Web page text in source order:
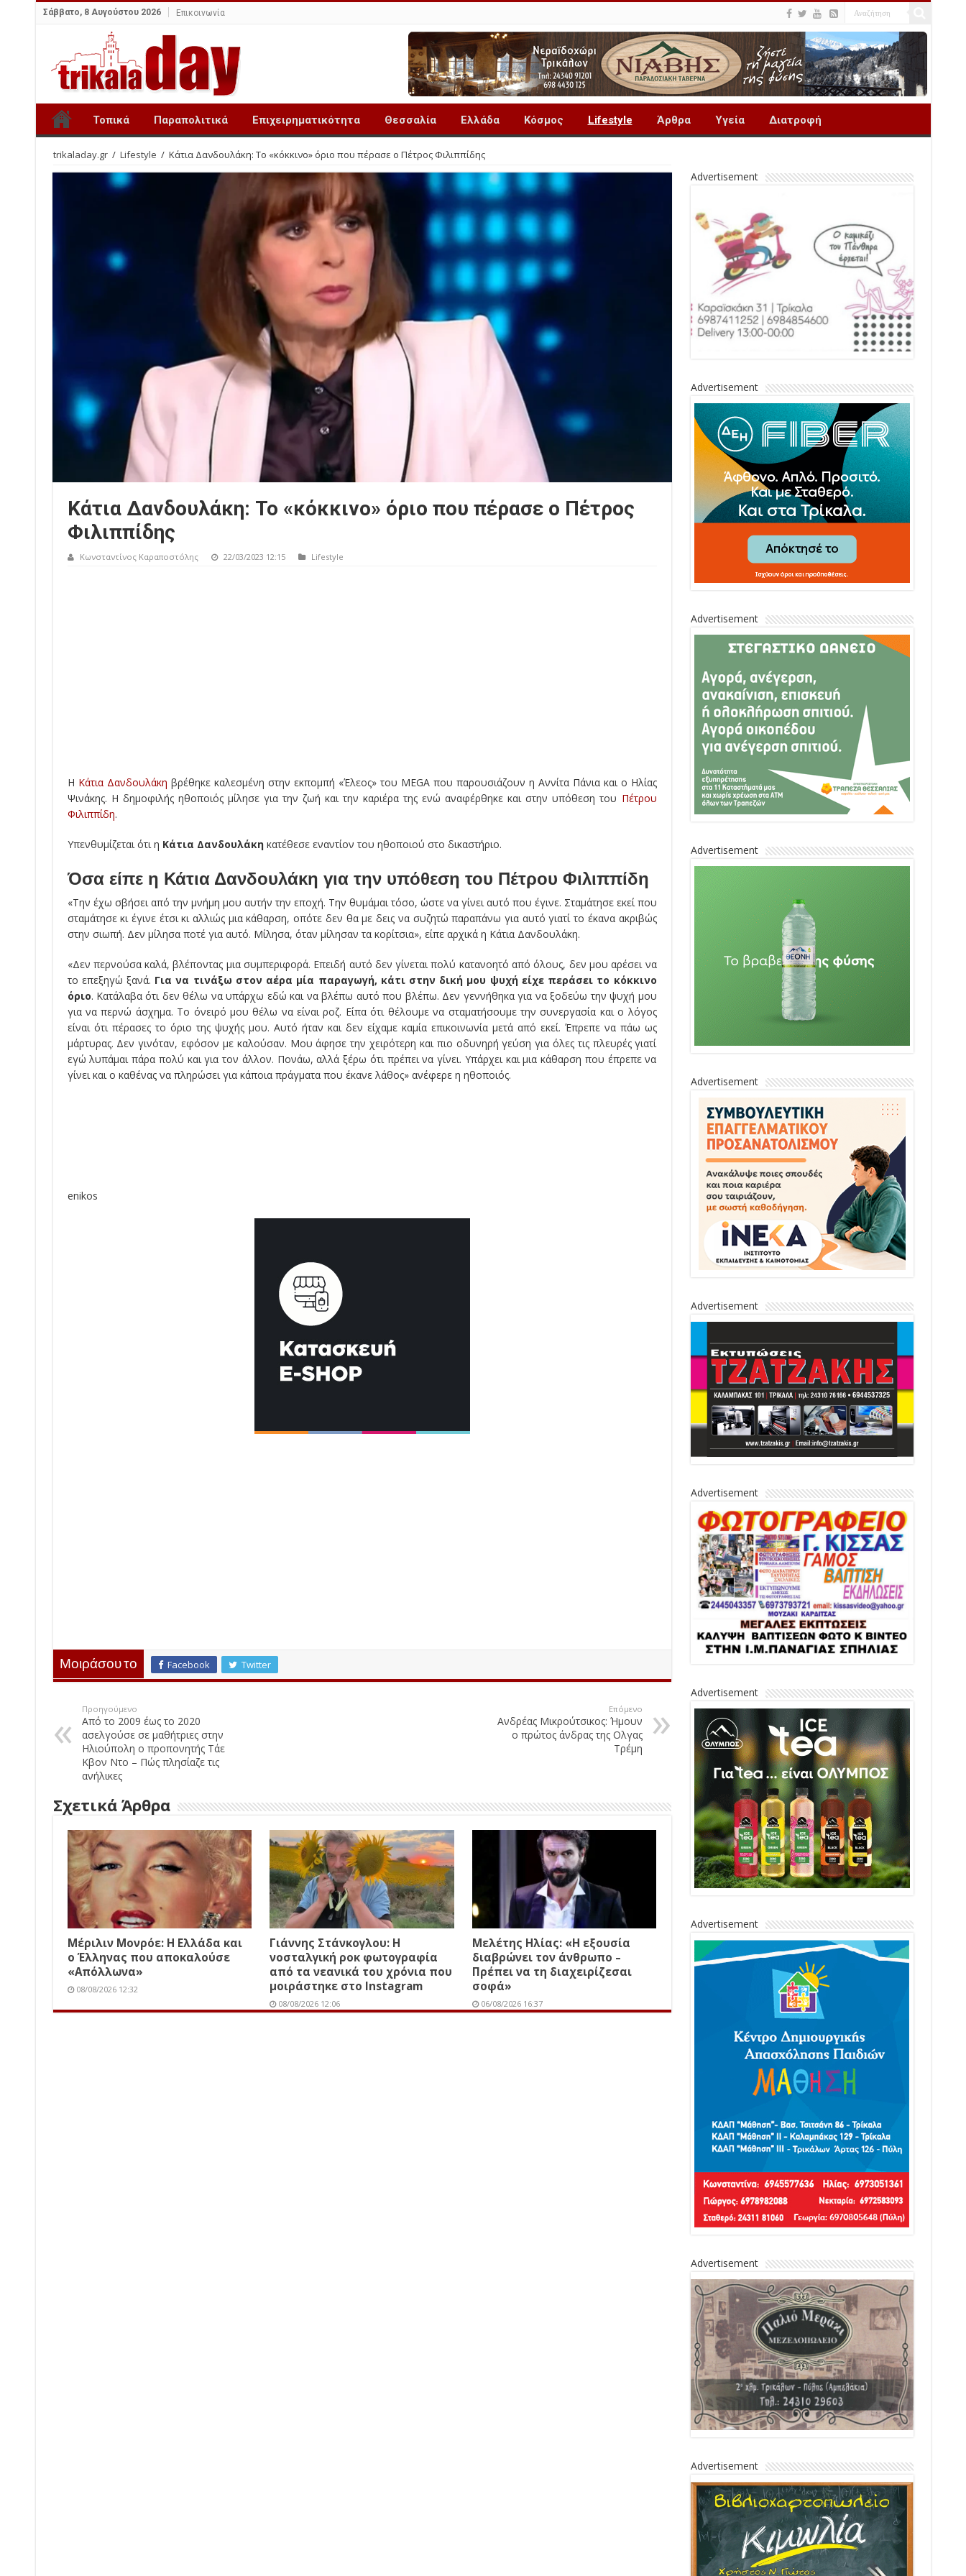
Σάββατο, 8 Αυγούστου 2026 Επικοινωνία
Τοπικά Παραπολιτικά Επιχειρηματικότητα Θεσσαλία Ελλάδα Κόσμος Lifestyle Άρθρα Υγεία Διατροφή
trikaladay.gr / Lifestyle / Κάτια Δανδουλάκη: Το «κόκκινο» όριο που πέρασε ο Πέτρος Φιλιππίδης
Κάτια Δανδουλάκη: Το «κόκκινο» όριο που πέρασε ο Πέτρος
Φιλιππίδης
Κωνσταντίνος Καραποστόλης 22/03/2023 12:15 Lifestyle
Η Κάτια Δανδουλάκη βρέθηκε καλεσμένη στην εκπομπή «Έλεος» του MEGA που παρουσιάζουν η Αννίτα Πάνια και ο Ηλίας
Ψινάκης. Η δημοφιλής ηθοποιός μίλησε για την ζωή και την καριέρα της ενώ αναφέρθηκε και στην υπόθεση του Πέτρου
Φιλιππίδη.
Υπενθυμίζεται ότι η Κάτια Δανδουλάκηκατέθεσε εναντίον του ηθοποιού στο δικαστήριο.
Όσα είπε η Κάτια Δανδουλάκη για την υπόθεση του Πέτρου Φιλιππίδη
«Την έχω σβήσει από την μνήμη μου αυτήν την εποχή. Την θυμάμαι τόσο, ώστε να γίνει αυτό που έγινε. Σταμάτησε εκεί που
σταμάτησε κι έγινε έτσι κι αλλιώς μια κάθαρση, οπότε δεν θα με δεις να συζητώ παραπάνω για αυτό γιατί το έκανα ακριβώς
στην σιωπή. Δεν μίλησα ποτέ για αυτό. Μίλησα, όταν μίλησαν τα κορίτσια», είπε αρχικά η Κάτια Δανδουλάκη.
«Δεν περνούσα καλά, βλέποντας μια συμπεριφορά. Επειδή αυτό δεν γίνεται πολύ κατανοητό από όλους, δεν μου αρέσει να
το επεξηγώ ξανά. Για να τινάξω στον αέρα μία παραγωγή, κάτι στην δική μου ψυχή είχε περάσει το κόκκινο
όριο. Κατάλαβα ότι δεν θέλω να υπάρχω εδώ και να βλέπω αυτό που βλέπω. Δεν γεννήθηκα για να ξοδεύω την ψυχή μου
για να περνώ άσχημα. Το όνειρό μου θέλω να είναι ροζ. Είπα ότι θέλουμε να σταματήσουμε την συνεργασία και ο λόγος
είναι ότι πέρασες το όριο της ψυχής μου. Αυτό ήταν και δεν είχαμε καμία επικοινωνία μετά από εκεί. Έπρεπε να πάω ως
μάρτυρας. Δεν γινόταν, εφόσον με καλούσαν. Μου άφησε την χειρότερη και πιο οδυνηρή γεύση για όλες τις πλευρές γιατί
εγώ λυπάμαι πάρα πολύ και για τον άλλον. Πονάω, αλλά ξέρω ότι πρέπει να γίνει. Υπάρχει και μια κάθαρση που έπρεπε να
γίνει και ο καθένας να πληρώσει για κάποια πράγματα που έκανε λάθος» ανέφερε η ηθοποιός.
enikos
Μοιράσου το Facebook Twitter
Προηγούμενο
Από το 2009 έως το 2020
ασελγούσε σε μαθήτριες στην
Ηλιούπολη ο προπονητής Τάε
Κβον Ντο – Πώς πλησίαζε τις
ανήλικες
Επόμενο
Ανδρέας Μικρούτσικος: Ήμουν
ο πρώτος άνδρας της Ολγας
Τρέμη
Σχετικά Άρθρα
Μέριλιν Μονρόε: Η Ελλάδα και
ο Έλληνας που αποκαλούσε
«Απόλλωνα»
08/08/2026 12:32
Γιάννης Στάνκογλου: Η
νοσταλγική ροκ φωτογραφία
από τα νεανικά του χρόνια που
μοιράστηκε στο Instagram
08/08/2026 12:06
Μελέτης Ηλίας: «Η εξουσία
διαβρώνει τον άνθρωπο –
Πρέπει να τη διαχειρίζεσαι
σοφά»
06/08/2026 16:37
Advertisement
Advertisement
Advertisement
Advertisement
Advertisement
Advertisement
Advertisement
Advertisement
Advertisement
Advertisement
Advertisement